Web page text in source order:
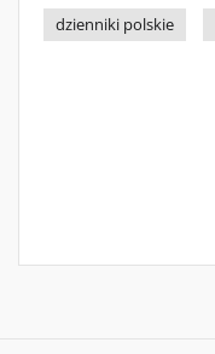
dzienniki polskie